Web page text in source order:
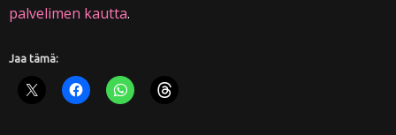
palvelimen kautta.
Jaa tämä: